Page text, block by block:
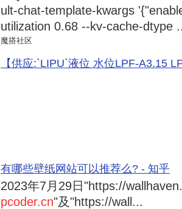
ult-chat-template-kwargs
utilization 0.68 --kv-cache-dtype
魔搭社区
【供应:`LIPU`液位 水位LPF-A3.15
有哪些壁纸网站可以推荐么? - 知乎
2023年7月29日 "https://
pcoder.cn"及"https://wall...